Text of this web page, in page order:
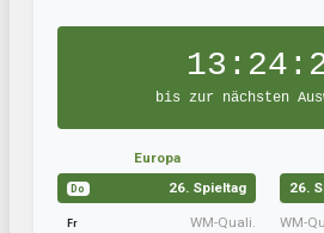
bis zur nächsten
Europa
Do 26. Spieltag
Fr WM-Quali.
26.
WM-